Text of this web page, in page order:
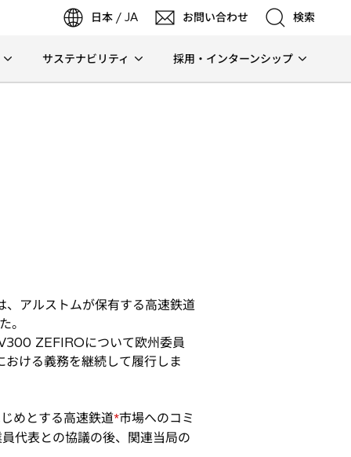
日本 / JA お問い合わせ 検索
検索
サステナビリティ 採用・インターンシップ
アルストムが保有する高速鉄道
。
ZEFIROについて欧州委員
ける義務を継続して履行しま
めとする高速鉄道*市場へのコミ
代表との協議の後、関連当局の